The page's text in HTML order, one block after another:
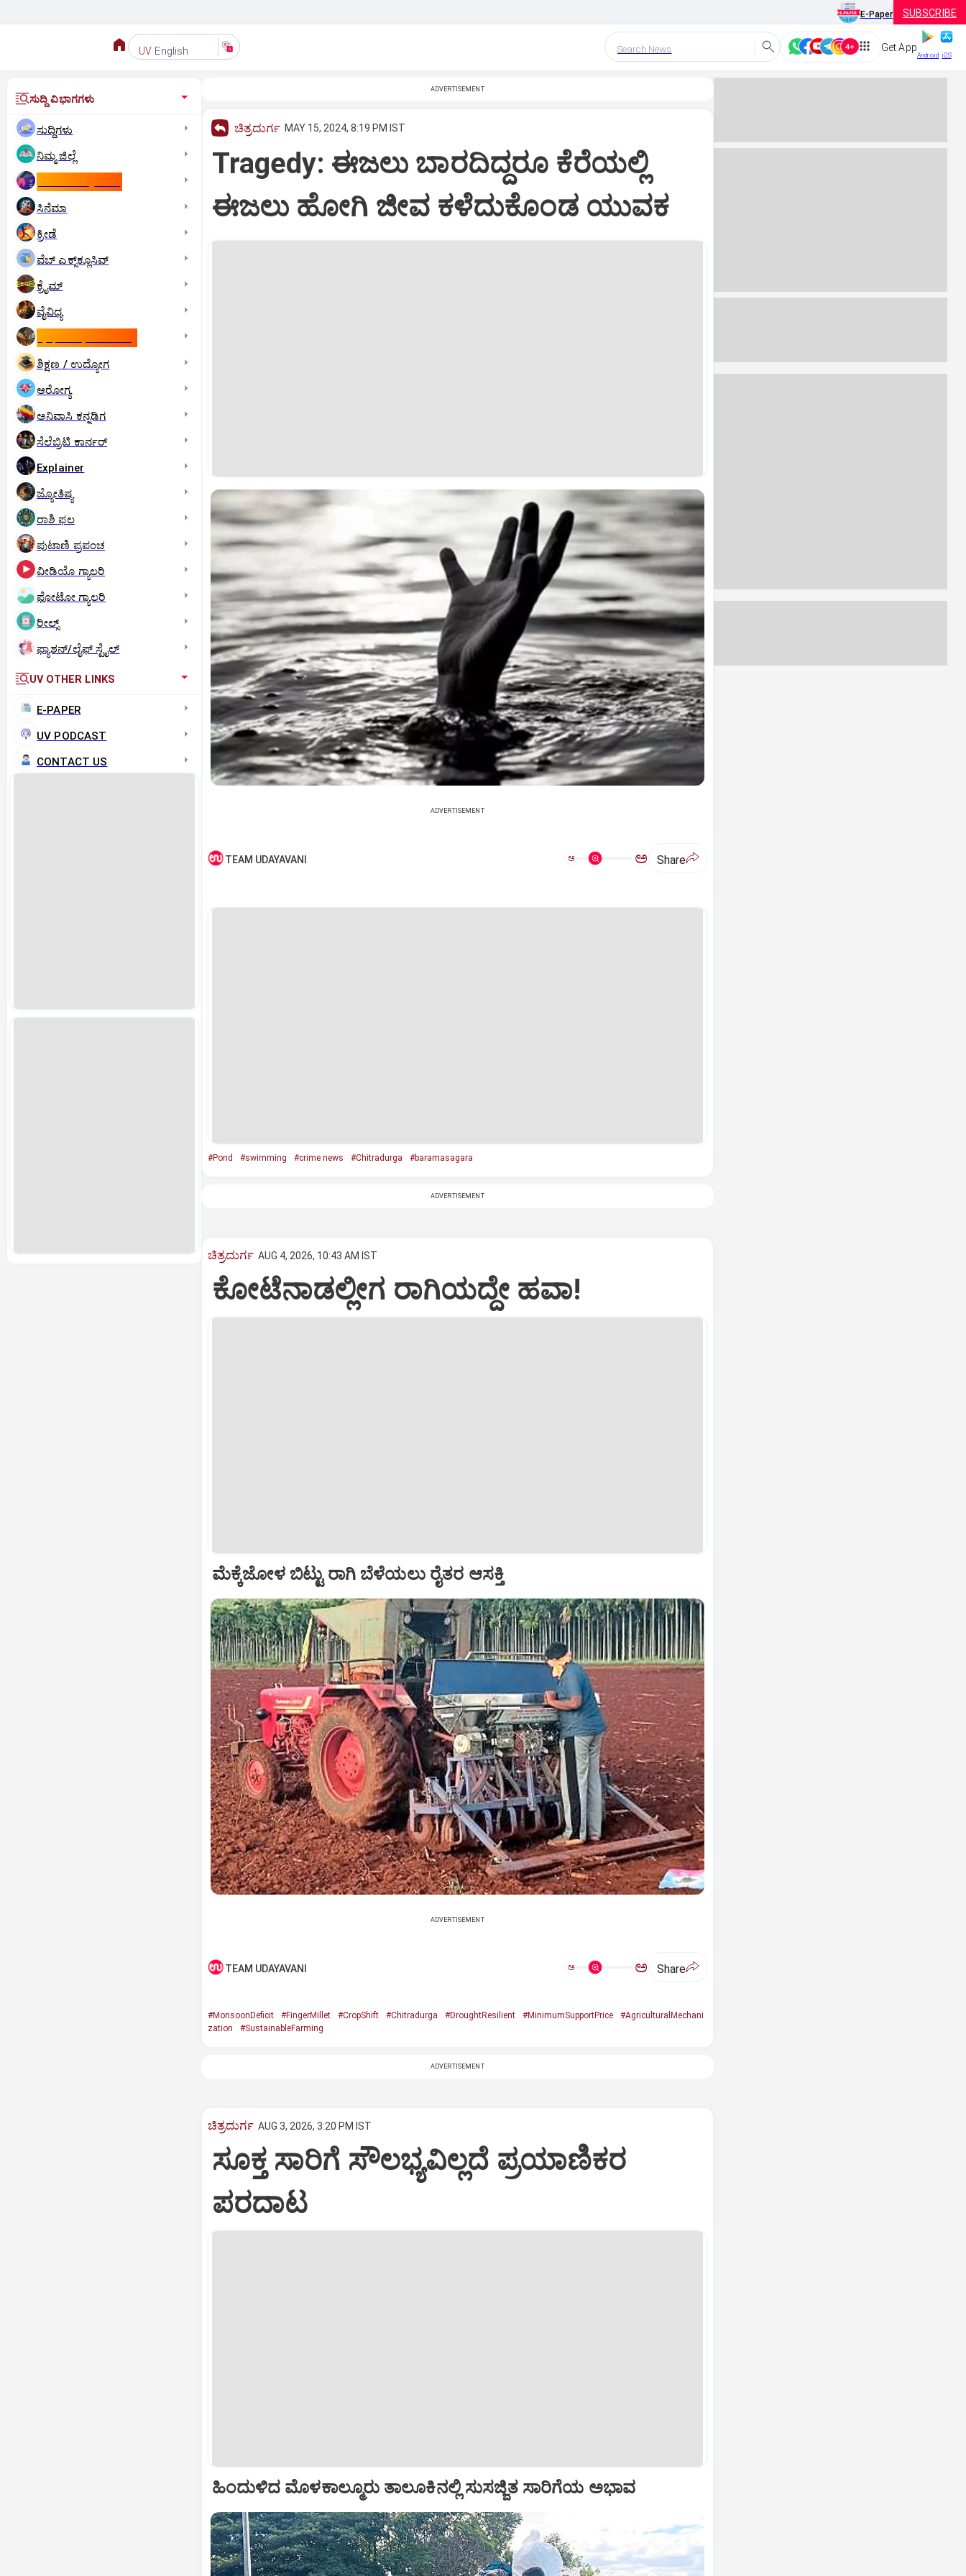
E-Paper SUBSCRIBE
UV English Search News Get App
Android iOS
ಸುದ್ದಿ ವಿಭಾಗಗಳು
ಸುದ್ದಿಗಳು
ನಿಮ್ಮ ಜಿಲ್ಲೆ
ಸಿನೆಮಾ
ಕ್ರೀಡೆ
ವೆಬ್ ಎಕ್ಸ್‌ಕ್ಲೂಸಿವ್
ಕ್ರೈಮ್
ವೈವಿಧ್ಯ
ಶಿಕ್ಷಣ / ಉದ್ಯೋಗ
ಆರೋಗ್ಯ
ಅನಿವಾಸಿ ಕನ್ನಡಿಗ
ಸೆಲೆಬ್ರಿಟಿ ಕಾರ್ನರ್‌
Explainer
ಜ್ಯೋತಿಷ್ಯ
ರಾಶಿ ಫಲ
ಪುಟಾಣಿ ಪ್ರಪಂಚ
ವೀಡಿಯೊ ಗ್ಯಾಲರಿ
ಫೋಟೋ ಗ್ಯಾಲರಿ
ರೀಲ್ಸ್
ಫ್ಯಾಶನ್/ಲೈಫ್‌ ಸ್ಟೈಲ್
UV OTHER LINKS
E-PAPER
UV PODCAST
CONTACT US
ADVERTISEMENT
ಚಿತ್ರದುರ್ಗ MAY 15, 2024, 8:19 PM IST
Tragedy: ಈಜಲು ಬಾರದಿದ್ದರೂ ಕೆರೆಯಲ್ಲಿ
ಈಜಲು ಹೋಗಿ ಜೀವ ಕಳೆದುಕೊಂಡ ಯುವಕ
ADVERTISEMENT
TEAM UDAYAVANI ಅ ಅ Share
#Pond #swimming #crime news #Chitradurga #baramasagara
ADVERTISEMENT
ಚಿತ್ರದುರ್ಗ AUG 4, 2026, 10:43 AM IST
ಕೋಟೆನಾಡಲ್ಲೀಗ ರಾಗಿಯದ್ದೇ ಹವಾ!
ಮೆಕ್ಕೆಜೋಳ ಬಿಟ್ಟು ರಾಗಿ ಬೆಳೆಯಲು ರೈತರ ಆಸಕ್ತಿ
ADVERTISEMENT
TEAM UDAYAVANI ಅ ಅ Share
#MonsoonDeficit #FingerMillet #CropShift #Chitradurga #DroughtResilient #MinimumSupportPrice
#AgriculturalMechani
zation
#SustainableFarming
ADVERTISEMENT
ಚಿತ್ರದುರ್ಗ AUG 3, 2026, 3:20 PM IST
ಸೂಕ್ತ ಸಾರಿಗೆ ಸೌಲಭ್ಯವಿಲ್ಲದೆ ಪ್ರಯಾಣಿಕರ
ಪರದಾಟ
ಹಿಂದುಳಿದ ಮೊಳಕಾಲ್ಮೂರು ತಾಲೂಕಿನಲ್ಲಿ ಸುಸಜ್ಜಿತ ಸಾರಿಗೆಯ ಅಭಾವ